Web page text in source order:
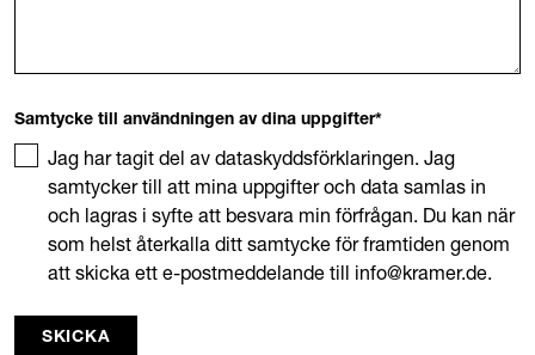
Samtycke till användningen av dina uppgifter*
Jag har tagit del av dataskyddsförklaringen. Jag
samtycker till att mina uppgifter och data samlas in
och lagras i syfte att besvara min förfrågan. Du kan när
som helst återkalla ditt samtycke för framtiden genom
att skicka ett e-postmeddelande till info@kramer.de.
SKICKA